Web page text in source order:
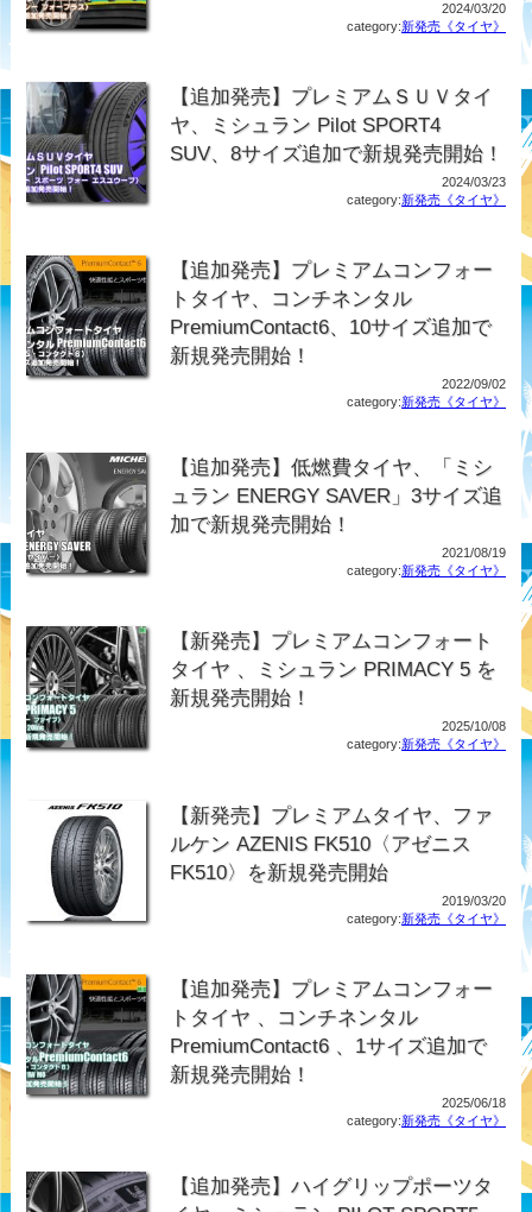
2024/03/20
category:新発売《タイヤ》
【追加発売】プレミアムＳＵＶタイ
ヤ、ミシュラン Pilot SPORT4
SUV、8サイズ追加で新規発売開始！
2024/03/23
category:新発売《タイヤ》
【追加発売】プレミアムコンフォー
トタイヤ、コンチネンタル
PremiumContact6、10サイズ追加で
新規発売開始！
2022/09/02
category:新発売《タイヤ》
【追加発売】低燃費タイヤ、「ミシ
ュラン ENERGY SAVER」3サイズ追
加で新規発売開始！
2021/08/19
category:新発売《タイヤ》
【新発売】プレミアムコンフォート
タイヤ 、ミシュラン PRIMACY 5 を
新規発売開始！
2025/10/08
category:新発売《タイヤ》
【新発売】プレミアムタイヤ、ファ
ルケン AZENIS FK510〈アゼニス
FK510〉を新規発売開始
2019/03/20
category:新発売《タイヤ》
【追加発売】プレミアムコンフォー
トタイヤ 、コンチネンタル
PremiumContact6 、1サイズ追加で
新規発売開始！
2025/06/18
category:新発売《タイヤ》
【追加発売】ハイグリップポーツタ